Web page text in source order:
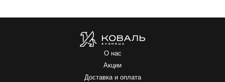
О нас
Акции
Доставка и оплата